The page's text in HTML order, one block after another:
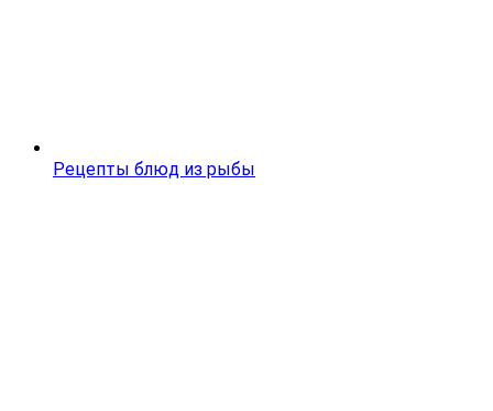
Рецепты блюд из рыбы